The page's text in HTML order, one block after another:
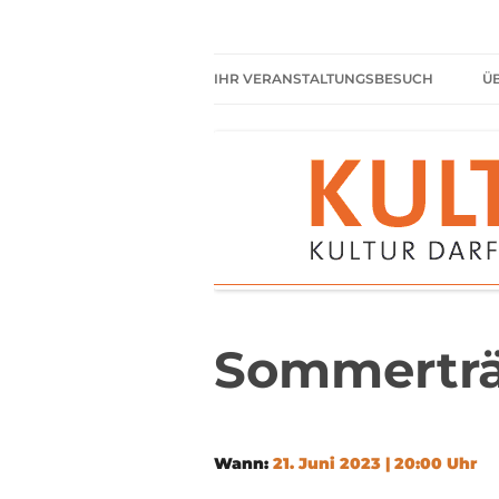
IHR VERANSTALTUNGSBESUCH
HIER HABEN SIE IMMER
FREIEN EINTRITT
SHARED READING
REGELN FÜR KULTURPARKETT
Wann: 21. Juni 2023 | 20:00 Uhr